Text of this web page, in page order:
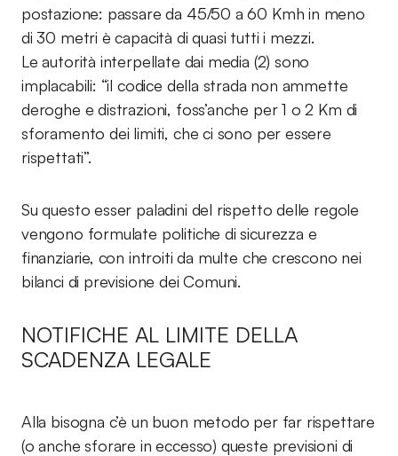
postazione: passare da 45/50 a 60 Kmh in meno
di 30 metri è capacità di quasi tutti i mezzi.
Le autorità interpellate dai media (2) sono
implacabili: “il codice della strada non ammette
deroghe e distrazioni, foss’anche per 1 o 2 Km di
sforamento dei limiti, che ci sono per essere
rispettati”.
Su questo esser paladini del rispetto delle regole
vengono formulate politiche di sicurezza e
finanziarie, con introiti da multe che crescono nei
bilanci di previsione dei Comuni.
NOTIFICHE AL LIMITE DELLA
SCADENZA LEGALE
Alla bisogna c’è un buon metodo per far rispettare
(o anche sforare in eccesso) queste previsioni di